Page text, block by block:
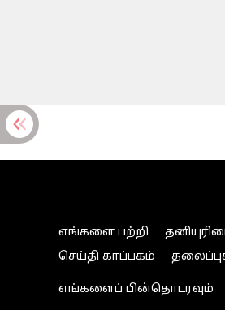
எங்களை பற்றி
செய்தி காப்பகம்
எங்களைப் பின்தொடரவும்